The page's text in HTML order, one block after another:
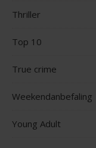
Thriller
Top 10
True crime
Weekendanbefaling
Young Adult